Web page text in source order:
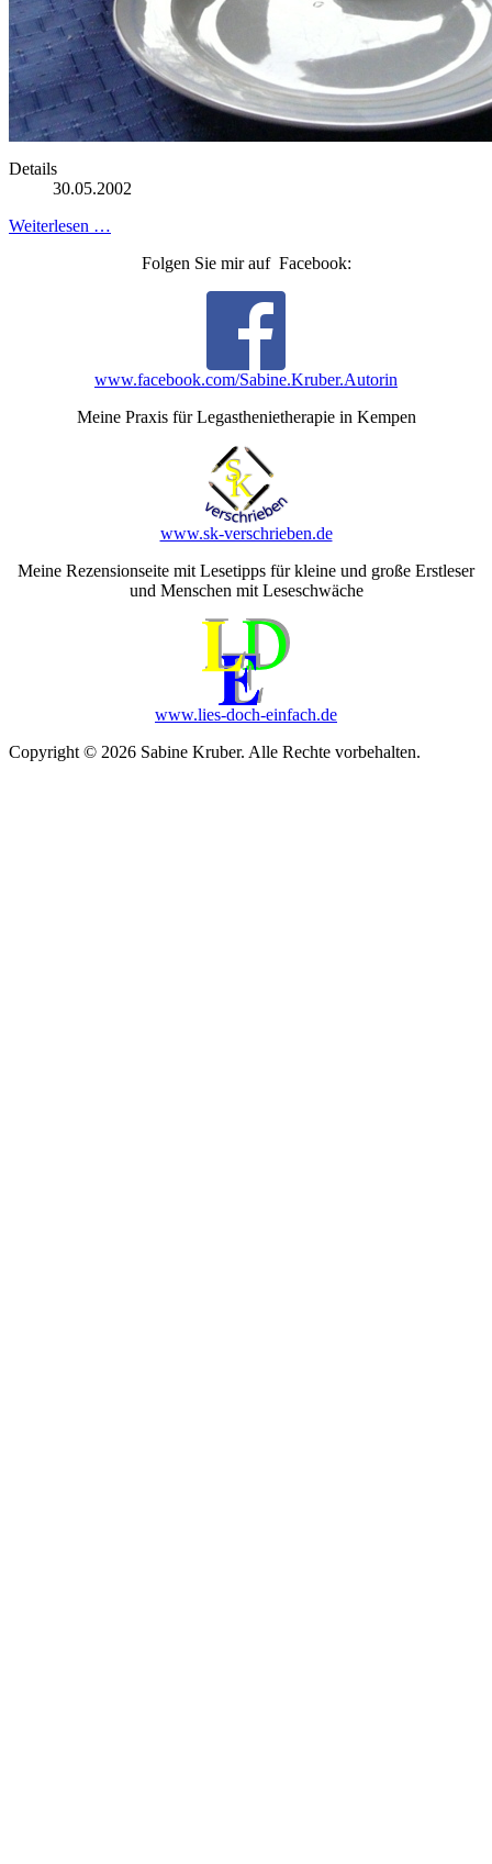
Details
30.05.2002
Weiterlesen …
Folgen Sie mir auf Facebook:
www.facebook.com/Sabine.Kruber.Autorin
Meine Praxis für Legasthenietherapie in Kempen
www.sk-verschrieben.de
Meine Rezensionseite mit Lesetipps für kleine und große Erstleser
und Menschen mit Leseschwäche
www.lies-doch-einfach.de
Copyright © 2026 Sabine Kruber. Alle Rechte vorbehalten.